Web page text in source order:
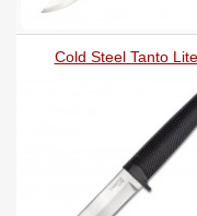
Cold Steel Tanto Lite